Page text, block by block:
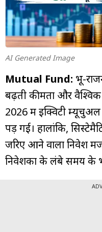
AI Generated Image
Mutual Fund: भू-
बढ़ती कीमतों और
2026 में इक्विटी
पड़ गई। हालांकि,
जरिए आने वाला निवेश
निवेशकों के लंबे समय के